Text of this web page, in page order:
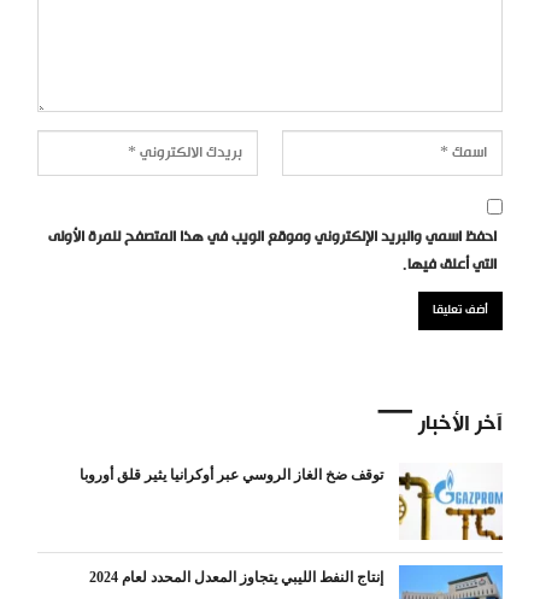
احفظ اسمي والبريد الإلكتروني وموقع الويب في هذا المتصفح للمرة الأولى
التي أعلق فيها.
آخر الأخبار
توقف ضخ الغاز الروسي عبر أوكرانيا يثير قلق أوروبا
إنتاج النفط الليبي يتجاوز المعدل المحدد لعام 2024